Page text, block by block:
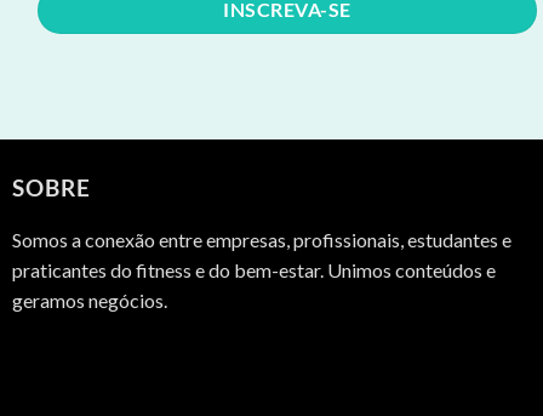
SOBRE
Somos a conexão entre empresas, profissionais, estudantes e
praticantes do fitness e do bem-estar. Unimos conteúdos e
geramos negócios.